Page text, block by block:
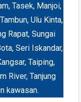
Tasek, Manjoi,
Ulu Kinta,
Rapat, Sungai
Seri Iskandar,
Taiping,
River, Tanjung
kawasan.